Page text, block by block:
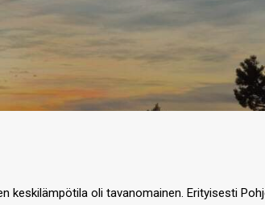
keskilämpötila oli tavanomainen. Erityisesti